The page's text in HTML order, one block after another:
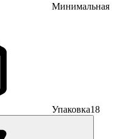
Минимальная
Упаковка18